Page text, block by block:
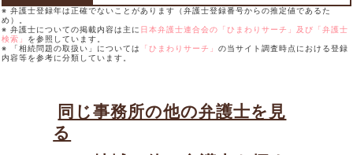
※ 弁護士登録年は正確でないことがあります（弁護士登録番号からの推定値であるた
め）。
※ 弁護士についての掲載内容は主に 日本弁護士連合会の「ひまわりサーチ」及び「弁護士
検索」 を参照しています。
※ 「相続問題の取扱い」については
「ひまわりサーチ」 の当サイト調査時点における登録
内容等を参考に分類しています。
同じ事務所の他の弁護士を見
る